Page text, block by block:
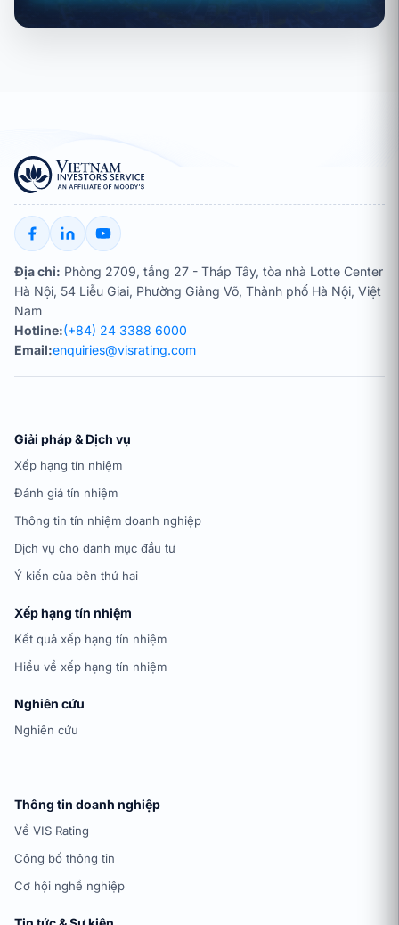
Địa chỉ: Phòng 2709, tầng 27 - Tháp Tây, tòa nhà Lotte Center
Hà Nội, 54 Liễu Giai, Phường Giảng Võ, Thành phố Hà Nội, Việt
Nam
Hotline:(+84) 24 3388 6000
Email:enquiries@visrating.com
Giải pháp & Dịch vụ
Xếp hạng tín nhiệm
Đánh giá tín nhiệm
Thông tin tín nhiệm doanh nghiệp
Dịch vụ cho danh mục đầu tư
Ý kiến của bên thứ hai
Xếp hạng tín nhiệm
Kết quả xếp hạng tín nhiệm
Hiểu về xếp hạng tín nhiệm
Nghiên cứu
Nghiên cứu
Thông tin doanh nghiệp
Về VIS Rating
Công bố thông tin
Cơ hội nghề nghiệp